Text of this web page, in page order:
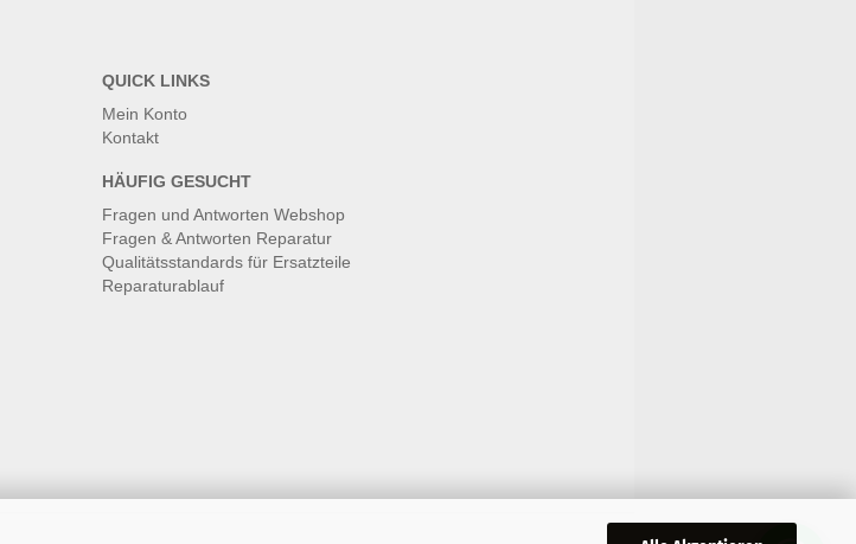
QUICK LINKS
Mein Konto
Kontakt
HÄUFIG GESUCHT
Fragen und Antworten Webshop
Fragen & Antworten Reparatur
Qualitätsstandards für Ersatzteile
Reparaturablauf